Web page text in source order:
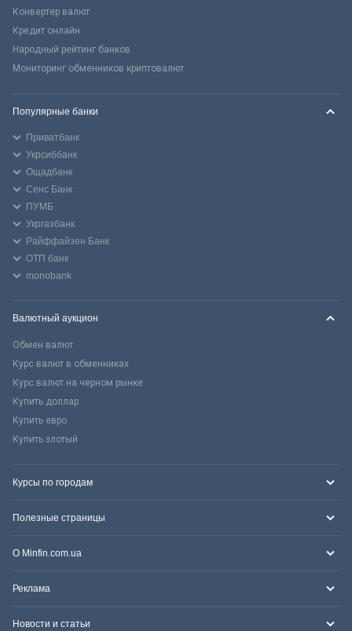
Конвертер валют
Кредит онлайн
Народный рейтинг банков
Мониторинг обменников криптовалют
Популярные банки
Приватбанк
Укрсиббанк
Ощадбанк
Сенс Банк
ПУМБ
Укргазбанк
Райффайзен Банк
ОТП банк
monobank
Валютный аукцион
Обмен валют
Курс валют в обменниках
Курс валют на черном рынке
Купить доллар
Купить евро
Купить злотый
Курсы по городам
Полезные страницы
О Minfin.com.ua
Реклама
Новости и статьи